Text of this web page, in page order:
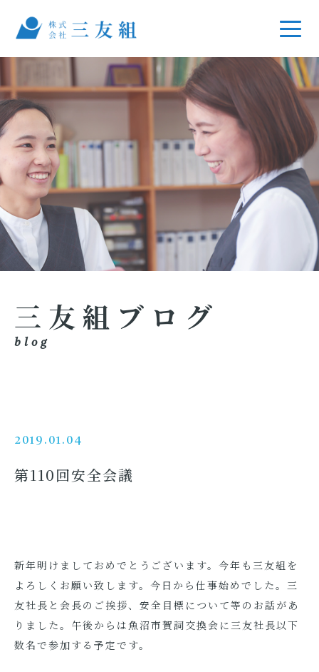
三友組ブログ
blog
2019.01.04
第110回安全会議
新年明けましておめでとうございます。今年も三友組を
よろしくお願い致します。今日から仕事始めでした。三
友社長と会長のご挨拶、安全目標について等のお話があ
りました。午後からは魚沼市賀詞交換会に三友社長以下
数名で参加する予定です。